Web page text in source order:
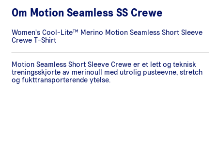
Om Motion Seamless SS Crewe
Women's Cool-Lite™ Merino Motion Seamless Short Sleeve
Crewe T-Shirt
Motion Seamless Short Sleeve Crewe er et lett og teknisk
treningsskjorte av merinoull med utrolig pusteevne, stretch
og fukttransporterende ytelse.